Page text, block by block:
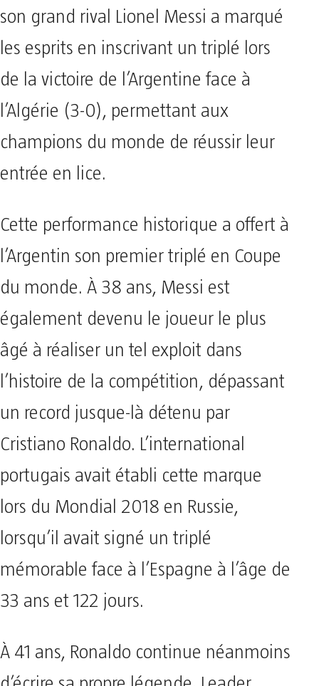
son grand rival Lionel Messi a marqué
les esprits en inscrivant un triplé lors
de la victoire de l’Argentine face à
l’Algérie (3-0), permettant aux
champions du monde de réussir leur
entrée en lice.
Cette performance historique a offert à
l’Argentin son premier triplé en Coupe
du monde. À 38 ans, Messi est
également devenu le joueur le plus
âgé à réaliser un tel exploit dans
l’histoire de la compétition, dépassant
un record jusque-là détenu par
Cristiano Ronaldo. L’international
portugais avait établi cette marque
lors du Mondial 2018 en Russie,
lorsqu’il avait signé un triplé
mémorable face à l’Espagne à l’âge de
33 ans et 122 jours.
À 41 ans, Ronaldo continue néanmoins